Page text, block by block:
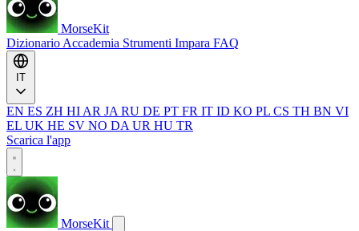
MorseKit
Dizionario Accademia Strumenti Impara FAQ
EN ES ZH HI AR JA RU DE PT FR IT ID KO PL CS TH BN VI
EL UK HE SV NO DA UR HU TR
Scarica l'app
MorseKit